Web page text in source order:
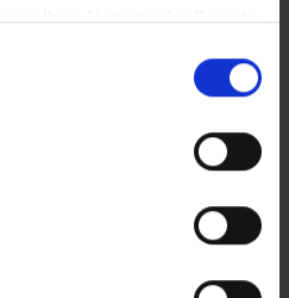
Ihrer Nutzung der Dienste
nur aus einer Vielzahl
auswählen, sondern
Stahlspind Ihrer Wahl
für Ihren ganz
+ P zwischen
Lage